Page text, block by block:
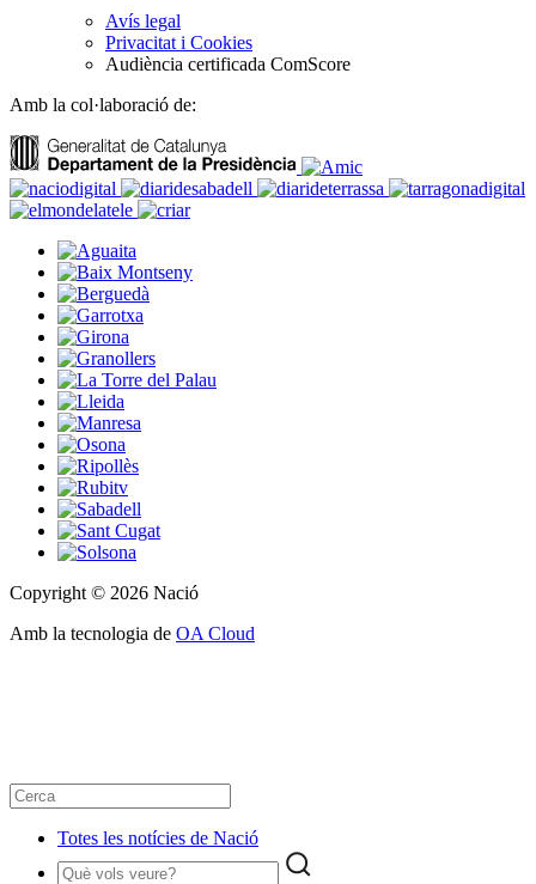
Avís legal
Privacitat i Cookies
Audiència certificada ComScore
Amb la col·laboració de:
Copyright © 2026 Nació
Amb la tecnologia de OA Cloud
Totes les notícies de Nació